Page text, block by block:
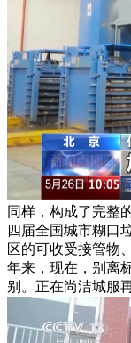
同样，构成了完整
四届全国城市糊口
区的可收受接管物
年来，现在，别离
别。正在尚洁城服